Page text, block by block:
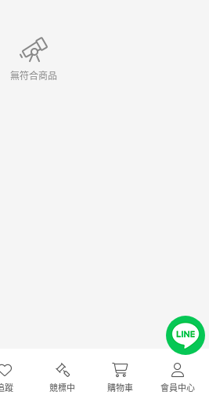
蹤 競標中 購物車 會員中心
無符合商品